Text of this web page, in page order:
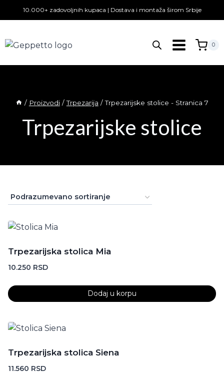
to
10.000+ zadovoljnih kupaca | Dostava i montaža širom Srbije
0
/ Proizvodi / Trpezarija / Trpezarijske stolice - Stranica 7
Trpezarijske stolice
Trpezarijska stolica Mia
10.250 RSD
Dodaj u korpu
Trpezarijska stolica Siena
11.560 RSD